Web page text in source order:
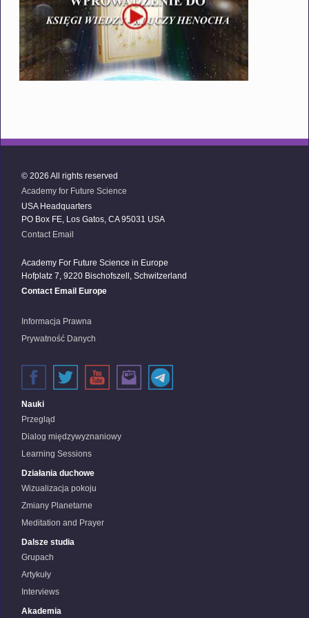
© 2026 All rights reserved
Academy for Future Science
USA Headquarters
PO Box FE, Los Gatos, CA 95031 USA
Contact Email
Academy For Future Science in Europe
Hofplatz 7, 9220 Bischofszell, Schwitzerland
Contact Email Europe
Informacja Prawna
Prywatność Danych
Nauki
Przegląd
Dialog międzywyznaniowy
Learning Sessions
Działania duchowe
Wizualizacja pokoju
Zmiany Planetarne
Meditation and Prayer
Dalsze studia
Grupach
Artykuły
Interviews
Akademia